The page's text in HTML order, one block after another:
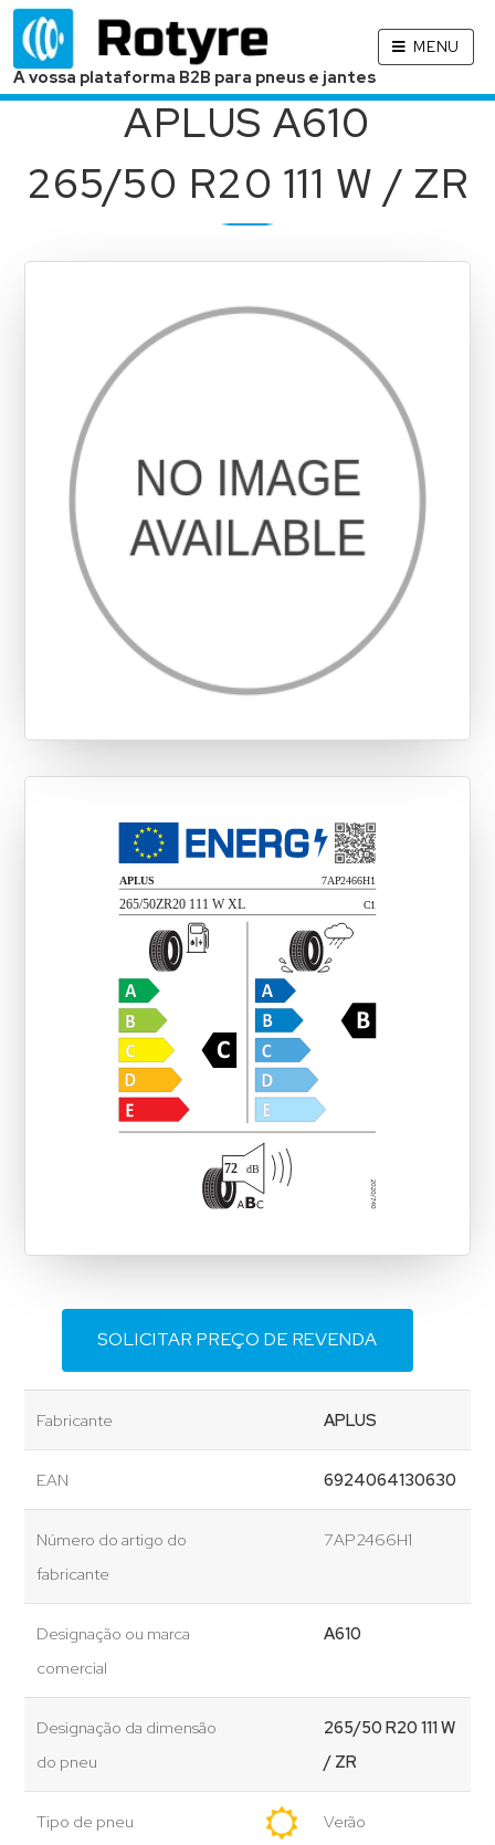
A vossa plataforma B2B para pneus e jantes
MENU
APLUS A610
265/50 R20 111 W / ZR
SOLICITAR PREÇO DE REVENDA
Fabricante APLUS
EAN 6924064130630
Número do artigo do
fabricante
7AP2466H1
Designação ou marca
comercial
A610
Designação da dimensão
do pneu
265/50 R20 111 W
/ ZR
Tipo de pneu Verão